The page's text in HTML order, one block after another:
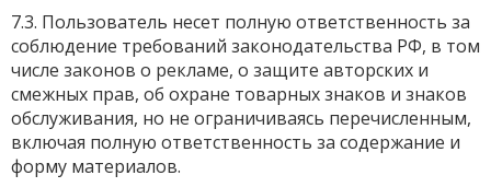
7.3. Пользователь несет полную ответственность за
соблюдение требований законодательства РФ, в том
числе законов о рекламе, о защите авторских и
смежных прав, об охране товарных знаков и знаков
обслуживания, но не ограничиваясь перечисленным,
включая полную ответственность за содержание и
форму материалов.